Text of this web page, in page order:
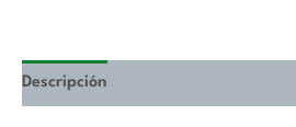
Descripción